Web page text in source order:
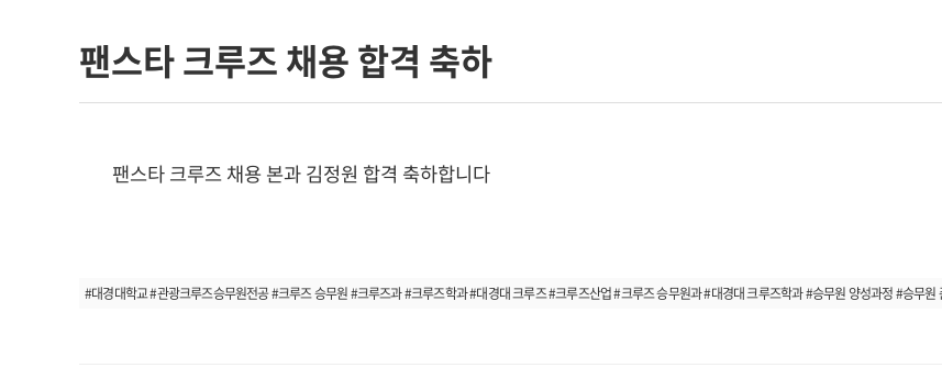
팬스타 크루즈 채용 합격 축하
팬스타 크루즈 채용 본과 김정원 합격 축하합니다
#대경대학교 #관광크루즈승무원전공 #크루즈 승무원 #크루즈과 #크루즈학과 #대경대 크루즈 #크루즈산업 #크루즈 승무원과 #대경대 크루즈학과 #승무원 양성과정 #승무원